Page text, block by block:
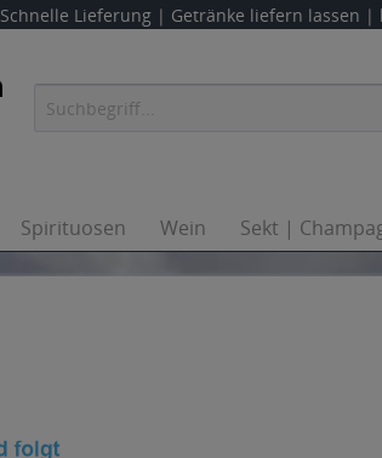
Schnelle Lieferung | Getränke liefern lassen |
Spirituosen Wein Sekt |